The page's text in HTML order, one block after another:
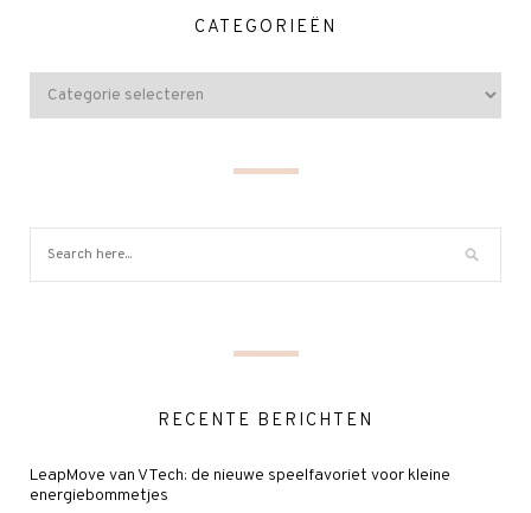
CATEGORIEËN
RECENTE BERICHTEN
LeapMove van VTech: de nieuwe speelfavoriet voor kleine
energiebommetjes